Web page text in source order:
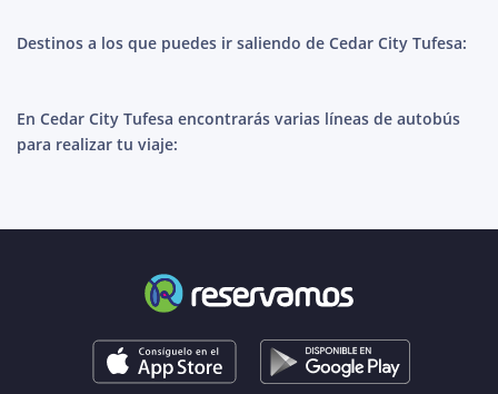
Destinos a los que puedes ir saliendo de Cedar City Tufesa:
En Cedar City Tufesa encontrarás varias líneas de autobús
para realizar tu viaje: